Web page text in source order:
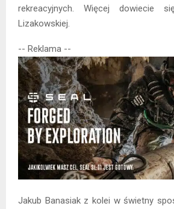
rekreacyjnych. Więcej dowiecie
Lizakowskiej.
-- Reklama --
Jakub Banasiak z kolei w świetny